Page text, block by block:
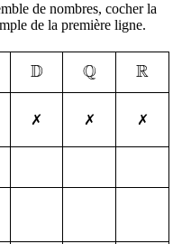
de nombres, cocher la
de la première ligne.
\mathbb{D}
D \mathbb{Q}
Q R
✗ ✗ ✗